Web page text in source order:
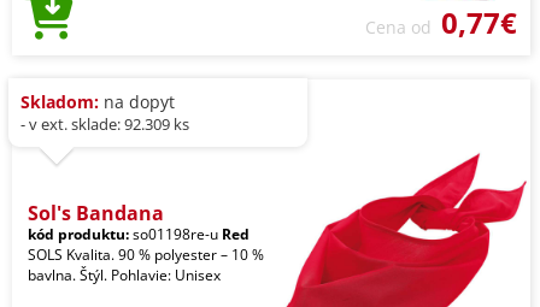
Cena od 0,77€
Skladom: na dopyt
- v ext. sklade: 92.309 ks
Sol's Bandana
kód produktu:so01198re-u Red
SOLS Kvalita. 90 % polyester – 10 %
bavlna. Štýl. Pohlavie: Unisex